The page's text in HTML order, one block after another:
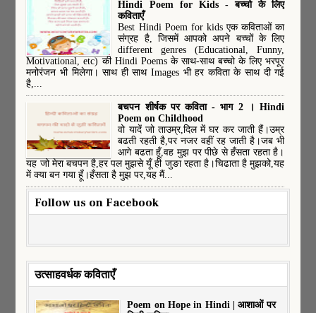
Hindi Poem for Kids - बच्चो के लिए
कविताएँ
Best Hindi Poem for kids एक कविताओं का
संग्रह है, जिसमें आपको अपने बच्चों के लिए
different genres (Educational, Funny,
Motivational, etc) की Hindi Poems के साथ-साथ बच्चो के लिए भरपूर
मनोरंजन भी मिलेगा। साथ ही साथ Images भी हर कविता के साथ दी गई
है,...
बचपन शीर्षक पर कविता - भाग 2 । Hindi
Poem on Childhood
वो यादें जो ताउम्र,दिल में घर कर जाती हैं।उम्र
बढती रहती है,पर नजर वहीं रह जाती है।जब भी
आगे बढता हूँ,वह मुझ पर पीछे से हँसता रहता है।
यह जो मेरा बचपन है,हर पल मुझसे यूँ ही जुङा रहता है।चिढाता है मुझको,यह
में क्या बन गया हूँ।हँसता है मुझ पर,यह मैं...
Follow us on Facebook
उत्साहवर्धक कविताएँ
Poem on Hope in Hindi | आशाओं पर